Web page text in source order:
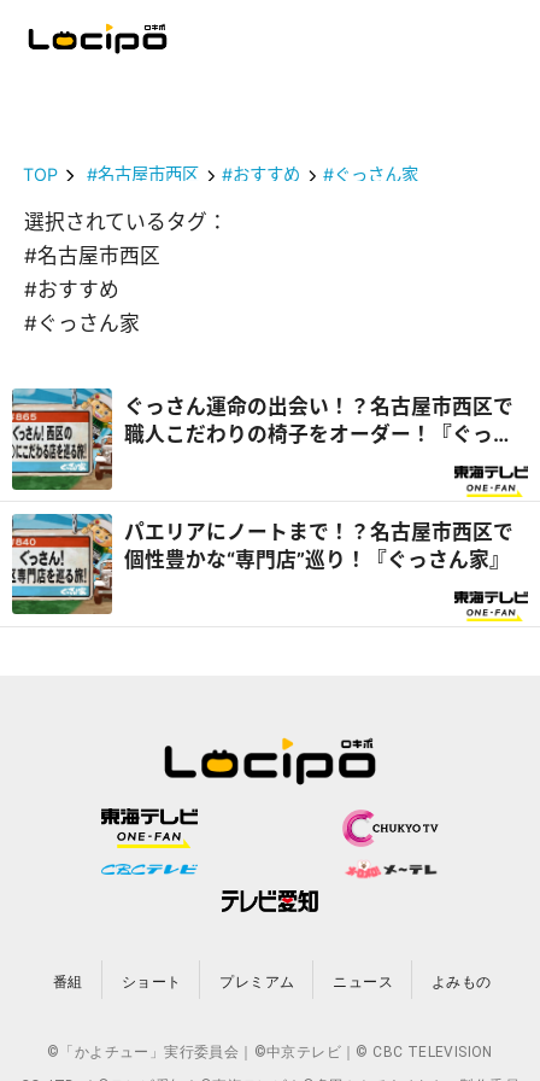
TOP #名古屋市西区 #おすすめ #ぐっさん家
選択されているタグ：
#名古屋市西区
#おすすめ
#ぐっさん家
ぐっさん運命の出会い！？名古屋市西区で
職人こだわりの椅子をオーダー！『ぐっさ
パエリアにノートまで！？名古屋市西区で
個性豊かな“専門店”巡り！『ぐっさん家』
番組 ショート プレミアム ニュース よみもの
©「かよチュー」実行委員会｜©中京テレビ｜© CBC TELEVISION